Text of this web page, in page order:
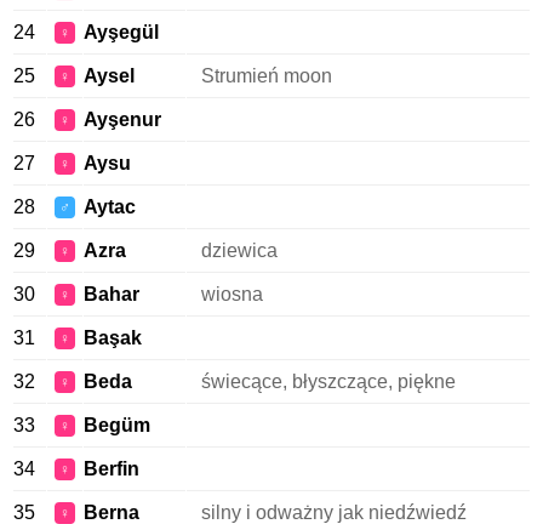
24 ♀ Ayşegül
25 ♀ Aysel Strumień moon
26 ♀ Ayşenur
27 ♀ Aysu
28 ♂ Aytac
29 ♀ Azra dziewica
30 ♀ Bahar wiosna
31 ♀ Başak
32 ♀ Beda świecące, błyszczące, piękne
33 ♀ Begüm
34 ♀ Berfin
35 ♀ Berna silny i odważny jak niedźwiedź